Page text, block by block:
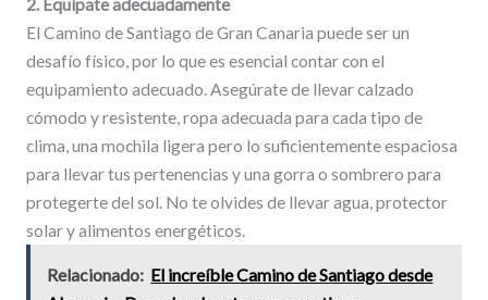
2. Equípate adecuadamente
El Camino de Santiago de Gran Canaria puede ser un
desafío físico, por lo que es esencial contar con el
equipamiento adecuado. Asegúrate de llevar calzado
cómodo y resistente, ropa adecuada para cada tipo de
clima, una mochila ligera pero lo suficientemente espaciosa
para llevar tus pertenencias y una gorra o sombrero para
protegerte del sol. No te olvides de llevar agua, protector
solar y alimentos energéticos.
Relacionado: El increíble Camino de Santiago desde